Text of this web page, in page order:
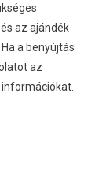
az ajándék
a benyújtás
az